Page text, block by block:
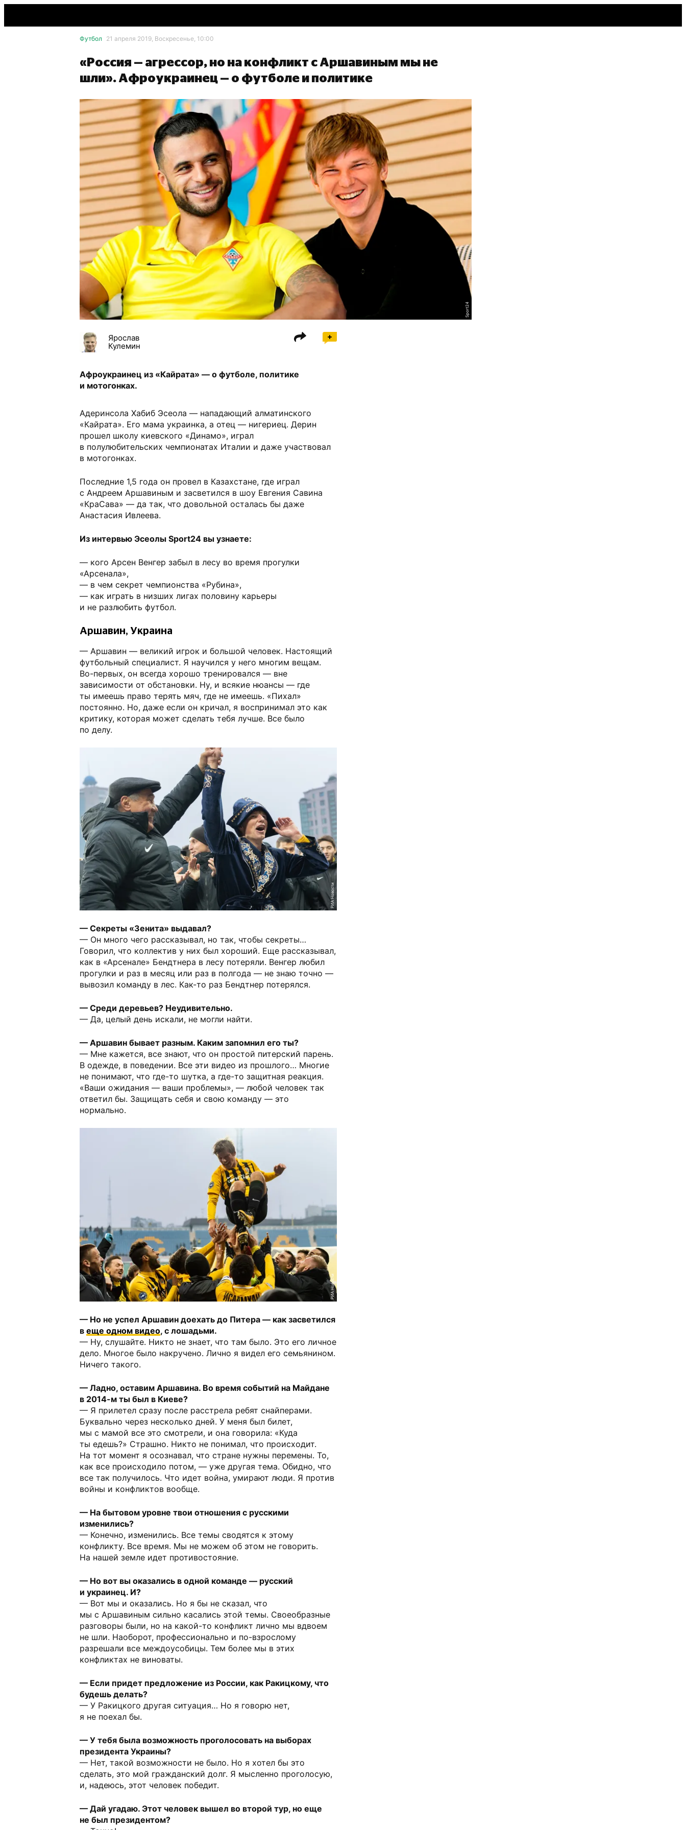
Футбол 21 апреля 2019, Воскресенье, 10:00
«Россия — агрессор, но на конфликт с Аршавиным мы не
шли». Афроукраинец — о футболе и политике
Sport24
Ярослав
Кулемин
Афроукраинец из «Кайрата» — о футболе, политике
и мотогонках.
Адеринсола Хабиб Эсеола — нападающий алматинского
«Кайрата». Его мама украинка, а отец — нигериец. Дерин
прошел школу киевского «Динамо», играл
в полулюбительских чемпионатах Италии и даже участвовал
в мотогонках.
Последние 1,5 года он провел в Казахстане, где играл
с Андреем Аршавиным и засветился в шоу Евгения Савина
«КраСава» — да так, что довольной осталась бы даже
Анастасия Ивлеева.
Из интервью Эсеолы Sport24 вы узнаете:
— кого Арсен Венгер забыл в лесу во время прогулки
«Арсенала»,
— в чем секрет чемпионства «Рубина»,
— как играть в низших лигах половину карьеры
и не разлюбить футбол.
Аршавин, Украина
— Аршавин — великий игрок и большой человек. Настоящий
футбольный специалист. Я научился у него многим вещам.
Во-первых, он всегда хорошо тренировался — вне
зависимости от обстановки. Ну, и всякие нюансы — где
ты имеешь право терять мяч, где не имеешь. «Пихал»
постоянно. Но, даже если он кричал, я воспринимал это как
критику, которая может сделать тебя лучше. Все было
по делу.
РИА Новости
— Секреты «Зенита» выдавал?
— Он много чего рассказывал, но так, чтобы секреты…
Говорил, что коллектив у них был хороший. Еще рассказывал,
как в «Арсенале» Бендтнера в лесу потеряли. Венгер любил
прогулки и раз в месяц или раз в полгода — не знаю точно —
вывозил команду в лес. Как-то раз Бендтнер потерялся.
— Среди деревьев? Неудивительно.
— Да, целый день искали, не могли найти.
— Аршавин бывает разным. Каким запомнил его ты?
— Мне кажется, все знают, что он простой питерский парень.
В одежде, в поведении. Все эти видео из прошлого… Многие
не понимают, что где-то шутка, а где-то защитная реакция.
«Ваши ожидания — ваши проблемы», — любой человек так
ответил бы. Защищать себя и свою команду — это
нормально.
РИА Новости
— Но не успел Аршавин доехать до Питера — как засветился
в еще одном видео, с лошадьми.
— Ну, слушайте. Никто не знает, что там было. Это его личное
дело. Многое было накручено. Лично я видел его семьянином.
Ничего такого.
— Ладно, оставим Аршавина. Во время событий на Майдане
в 2014-м ты был в Киеве?
— Я прилетел сразу после расстрела ребят снайперами.
Буквально через несколько дней. У меня был билет,
мы с мамой все это смотрели, и она говорила: «Куда
ты едешь?» Страшно. Никто не понимал, что происходит.
На тот момент я осознавал, что стране нужны перемены. То,
как все происходило потом, — уже другая тема. Обидно, что
все так получилось. Что идет война, умирают люди. Я против
войны и конфликтов вообще.
— На бытовом уровне твои отношения с русскими
изменились?
— Конечно, изменились. Все темы сводятся к этому
конфликту. Все время. Мы не можем об этом не говорить.
На нашей земле идет противостояние.
— Но вот вы оказались в одной команде — русский
и украинец. И?
— Вот мы и оказались. Но я бы не сказал, что
мы с Аршавиным сильно касались этой темы. Своеобразные
разговоры были, но на какой-то конфликт лично мы вдвоем
не шли. Наоборот, профессионально и по-взрослому
разрешали все междоусобицы. Тем более мы в этих
конфликтах не виноваты.
— Если придет предложение из России, как Ракицкому, что
будешь делать?
— У Ракицкого другая ситуация… Но я говорю нет,
я не поехал бы.
— У тебя была возможность проголосовать на выборах
президента Украины?
— Нет, такой возможности не было. Но я хотел бы это
сделать, это мой гражданский долг. Я мысленно проголосую,
и, надеюсь, этот человек победит.
— Дай угадаю. Этот человек вышел во второй тур, но еще
не был президентом?